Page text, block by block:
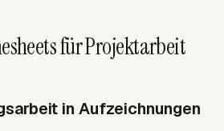
für Projektarbeit
in Aufzeichnungen